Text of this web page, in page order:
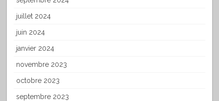
juillet 2024
juin 2024
janvier 2024
novembre 2023
octobre 2023
septembre 2023